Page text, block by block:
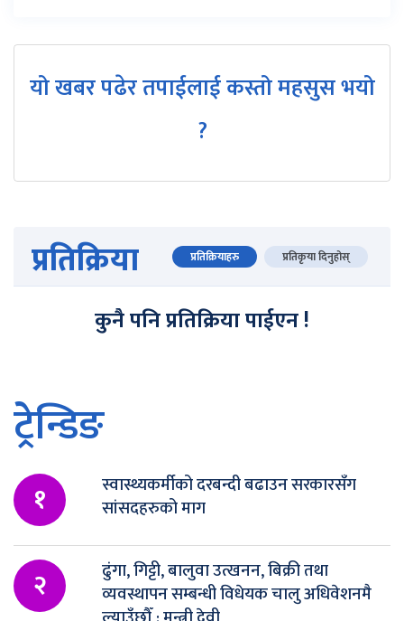
यो खबर पढेर तपाईलाई कस्तो महसुस भयो
?
प्रतिक्रिया प्रतिक्रियाहरु प्रतिकृया दिनुहोस्
कुनै पनि प्रतिक्रिया पाईएन !
ट्रेन्डिङ
१
स्वास्थ्यकर्मीको दरबन्दी बढाउन सरकारसँग
सांसदहरुको माग
२
ढुंगा, गिट्टी, बालुवा उत्खनन, बिक्री तथा
व्यवस्थापन सम्बन्धी विधेयक चालु अधिवेशनमै